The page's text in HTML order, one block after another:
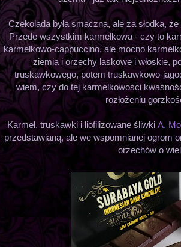
Czekolada była smaczna, ale za słodka,
Przede wszystkim karmelkowa - czy to
karmelkowo-cappuccino, ale mocno
ziemia i orzechy laskowe i włoskie,
truskawkowego, potem truskawkowo-
wiem, czy do tej karmelkowości
rozłożeniu
Karmel, truskawki i liofilizowane śliwki A.
przedstawianą, ale we wspomnianej ogrom
orzechów o